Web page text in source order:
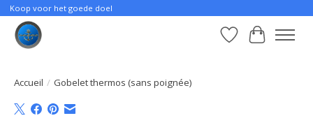
Koop voor het goede doel
Liste dePanier
Accueil / Gobelet thermos (sans poignée)